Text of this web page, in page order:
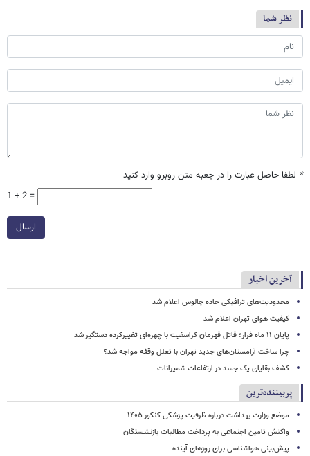
نظر شما
* لطفا حاصل عبارت را در جعبه متن روبرو وارد کنید
1 + 2 =
ارسال
آخرین اخبار
محدودیت‌های ترافیکی جاده چالوس اعلام شد
کیفیت هوای تهران اعلام شد
پایان ۱۱ ماه فرار؛ قاتل قهرمان کراسفیت با چهره‌ای تغییرکرده دستگیر شد
چرا ساخت آرامستان‌های جدید تهران با تعلل وقفه مواجه شد؟
کشف بقایای یک جسد در ارتفاعات شمیرانات
پربیننده‌ترین
موضع وزارت بهداشت درباره ظرفیت پزشکی کنکور ۱۴۰۵
واکنش تامین اجتماعی به پرداخت مطالبات بازنشستگان
پیش‌بینی هواشناسی برای روزهای آینده